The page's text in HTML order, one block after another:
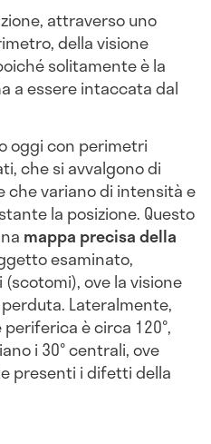
attraverso uno
della visione
solitamente è la
a essere intaccata dal
oggi con perimetri
che si avvalgono di
che variano di intensità e
la posizione. Questo
mappa precisa della
esaminato,
ove la visione
Lateralmente,
è circa 120°,
i 30° centrali, ove
presenti i difetti della